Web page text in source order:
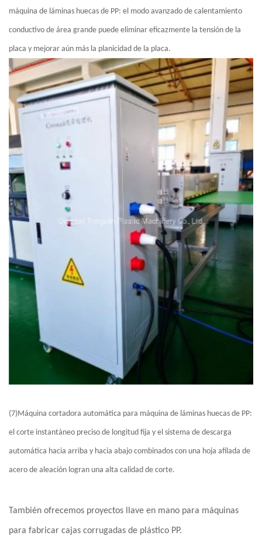
máquina de láminas huecas de PP: el modo avanzado de calentamiento
conductivo de área grande puede eliminar eficazmente la tensión de la
placa y mejorar aún más la planicidad de la placa.
(7)Máquina cortadora automática para máquina de láminas huecas de PP:
el corte instantáneo preciso de longitud fija y el sistema de descarga
automática hacia arriba y hacia abajo combinados con una hoja afilada de
acero de aleación logran una alta calidad de corte.
También ofrecemos proyectos llave en mano para máquinas
para fabricar cajas corrugadas de plástico PP.